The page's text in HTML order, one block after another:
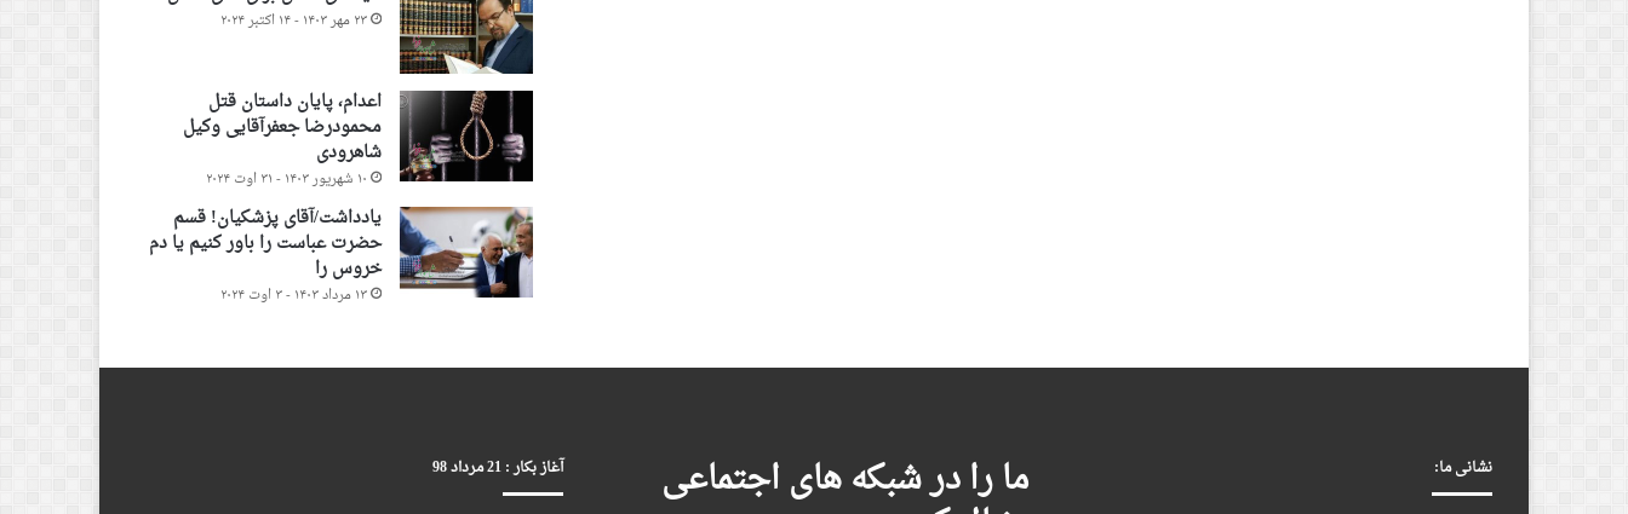
۲۳ مهر ۱۴۰۳ - ۱۴ اکتبر ۲۰۲۴
اعدام، پایان داستان قتل
محمودرضا جعفرآقایی وکیل
شاهرودی
۱۰ شهریور ۱۴۰۳ - ۳۱ اوت ۲۰۲۴
یادداشت/آقای پزشکیان! قسم
حضرت عباست را باور کنیم یا دم
خروس را
۱۳ مرداد ۱۴۰۳ - ۳ اوت ۲۰۲۴
نشانی ما: ما را در شبکه های اجتماعی آغاز بکار : 21 مرداد 98